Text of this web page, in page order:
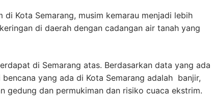
Kota Semarang, musim kemarau menjadi lebih
di daerah dengan cadangan air tanah yang
di Semarang atas. Berdasarkan data yang ada
yang ada di Kota Semarang adalah banjir,
gedung dan permukiman dan risiko cuaca ekstrim.